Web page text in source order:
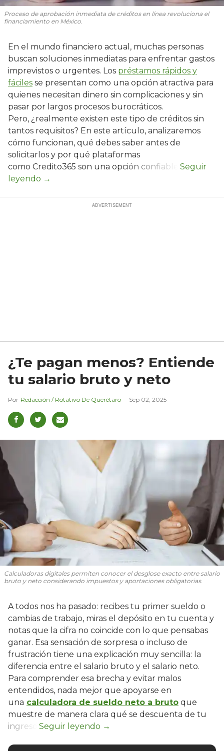
Proceso de aprobación inmediata de créditos en línea revoluciona el
financiamiento en México.
En el mundo financiero actual, muchas personas
buscan soluciones inmediatas para enfrentar gastos
imprevistos o urgentes. Los préstamos rápidos y
fáciles se presentan como una opción atractiva para
quienes necesitan dinero sin complicaciones y sin
pasar por largos procesos burocráticos.
Pero, ¿realmente existen este tipo de créditos sin
tantos requisitos? En este artículo, analizaremos
cómo funcionan, qué debes saber antes de
solicitarlos y por qué plataformas
como Credito365 son una opción confiable.
¿Te pagan menos? Entiende
tu salario bruto y neto
Redacción / Rotativo De Querétaro Sep 02, 2025
Calculadoras digitales permiten conocer el desglose exacto entre salario
bruto y neto considerando impuestos y aportaciones obligatorias.
A todos nos ha pasado: recibes tu primer sueldo o
cambias de trabajo, miras el depósito en tu cuenta y
notas que la cifra no coincide con lo que pensabas
ganar. Esa sensación de sorpresa o incluso de
frustración tiene una explicación muy sencilla: la
diferencia entre el salario bruto y el salario neto.
Para comprender esa brecha y evitar malos
entendidos, nada mejor que apoyarse en
una calculadora de sueldo neto a bruto que
muestre de manera clara qué se descuenta de tu
ingreso.